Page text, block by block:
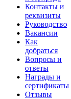
Контакты и
реквизиты
Руководство
Вакансии
Как
добраться
Вопросы и
ответы
Награды и
сертификаты
Отзывы